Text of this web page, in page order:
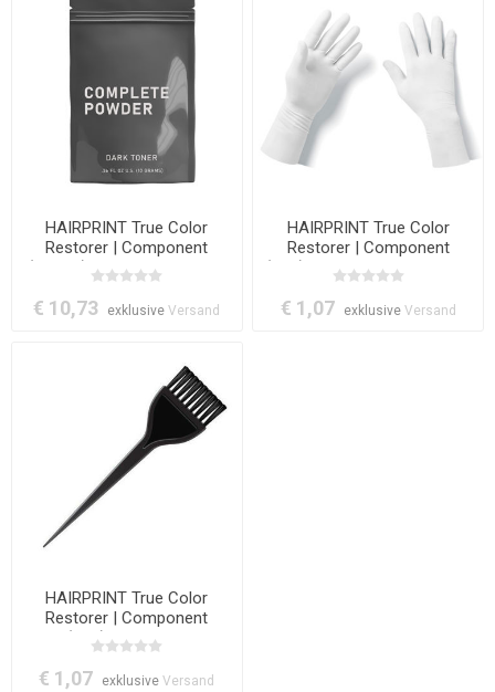
HAIRPRINT True Color
Restorer | Component
(Step-5): Complete Powder
(Dark)
€ 10,73 exklusiveVersand
HAIRPRINT True Color
Restorer | Component
(tool): Pair of Nitrile Gloves -
XL
€ 1,07 exklusive Versand
HAIRPRINT True Color
Restorer | Component
(tool): Tint Brush
€ 1,07 exklusiveVersand